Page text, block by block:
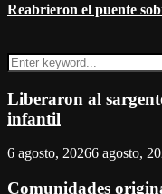
Reabrieron el puente
Search
for:
Liberaron al
infantil
6 agosto, 20266 agosto,
Comunidades